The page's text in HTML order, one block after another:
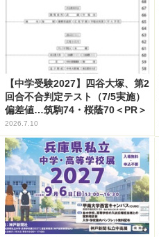
【中学受験2027】四谷大塚、第2
回合不合判定テスト（7/5実施）
偏差値…筑駒74・桜蔭70＜PR＞
2026.7.10